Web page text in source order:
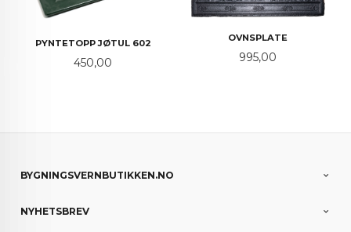
PYNTETOPP JØTUL 602
Pris
450,00
OVNSPLATE
Pris
995,00
BYGNINGSVERNBUTIKKEN.NO
NYHETSBREV